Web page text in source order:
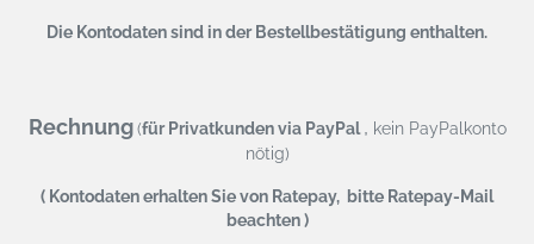
Die Kontodaten sind in der Bestellbestätigung enthalten.
Rechnung (für Privatkunden via PayPal, kein PayPalkonto
nötig)
( Kontodaten erhalten Sie von Ratepay, bitte Ratepay-Mail
beachten )